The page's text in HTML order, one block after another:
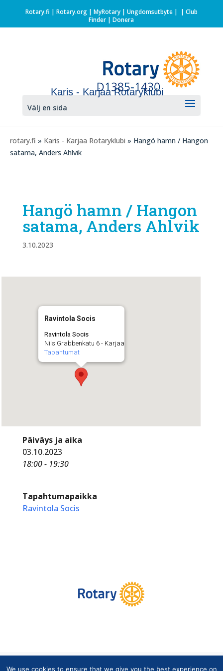
Rotary.fi | Rotary.org| MyRotary | Ungdomsutbyte| | Club
Finder | Donera
Karis - Karjaa Rotaryklubi
Välj en sida
rotary.fi » Karis - Karjaa Rotaryklubi » Hangö hamn / Hangon
satama, Anders Ahlvik
Hangö hamn / Hangon
satama, Anders Ahlvik
3.10.2023
Ravintola Socis
Ravintola Socis
Nils Grabbenkatu 6 - Karjaa
Tapahtumat
Päiväys ja aika
03.10.2023
18:00 - 19:30
Tapahtumapaikka
Ravintola Socis
Copyright © Finlands Rotaryservice rf 2026 |
We use cookies to ensure that we give you the best experience on